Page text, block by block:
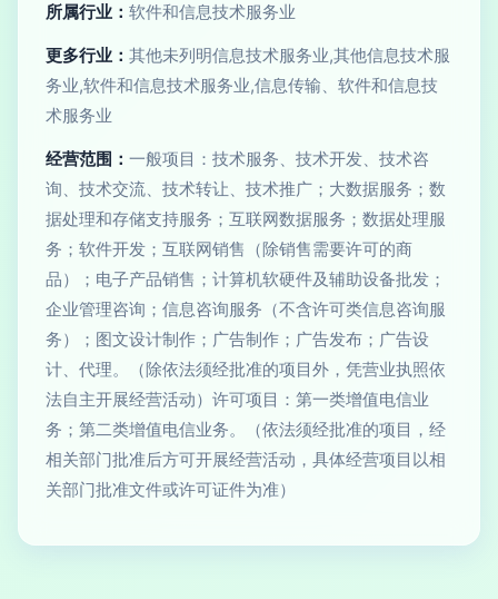
所属行业： 软件和信息技术服务业
更多行业： 其他未列明信息技术服务业,其他信息技术服
务业,软件和信息技术服务业,信息传输、软件和信息技
术服务业
经营范围： 一般项目：技术服务、技术开发、技术咨
询、技术交流、技术转让、技术推广；大数据服务；数
据处理和存储支持服务；互联网数据服务；数据处理服
务；软件开发；互联网销售（除销售需要许可的商
品）；电子产品销售；计算机软硬件及辅助设备批发；
企业管理咨询；信息咨询服务（不含许可类信息咨询服
务）；图文设计制作；广告制作；广告发布；广告设
计、代理。（除依法须经批准的项目外，凭营业执照依
法自主开展经营活动）许可项目：第一类增值电信业
务；第二类增值电信业务。（依法须经批准的项目，经
相关部门批准后方可开展经营活动，具体经营项目以相
关部门批准文件或许可证件为准）